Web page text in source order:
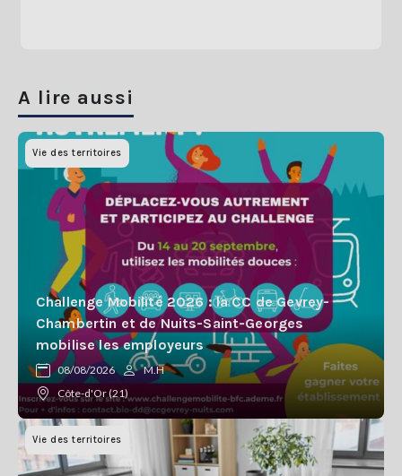
A lire aussi
Vie des territoires
Challenge Mobilité 2026 : la CC de Gevrey-
Chambertin et de Nuits-Saint-Georges
mobilise les employeurs
08/08/2026
M.H
Côte-d'Or (21)
Vie des territoires